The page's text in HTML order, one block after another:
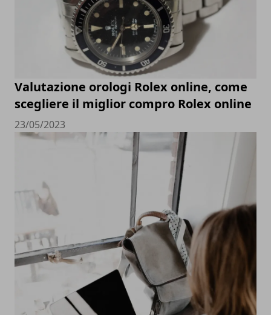
Valutazione orologi Rolex online, come
scegliere il miglior compro Rolex online
23/05/2023